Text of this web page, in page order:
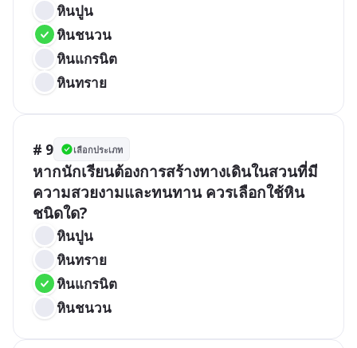
หินปูน
หินชนวน
หินแกรนิต
หินทราย
# 9 เลือกประเภท
หากนักเรียนต้องการสร้างทางเดินในสวนที่มี
ความสวยงามและทนทาน ควรเลือกใช้หิน
ชนิดใด?
หินปูน
หินทราย
หินแกรนิต
หินชนวน